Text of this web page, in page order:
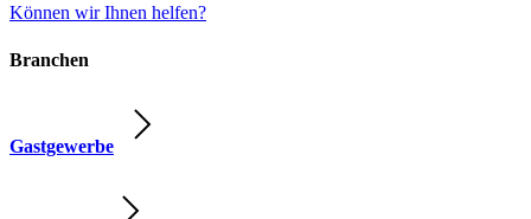
Können wir Ihnen helfen?
Branchen
Gastgewerbe